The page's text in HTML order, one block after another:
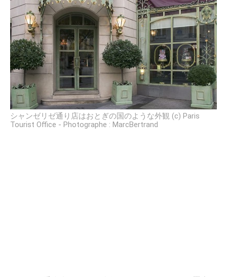
シャンゼリゼ通り店はおとぎの国のような外観 (c) Paris
Tourist Office - Photographe : MarcBertrand